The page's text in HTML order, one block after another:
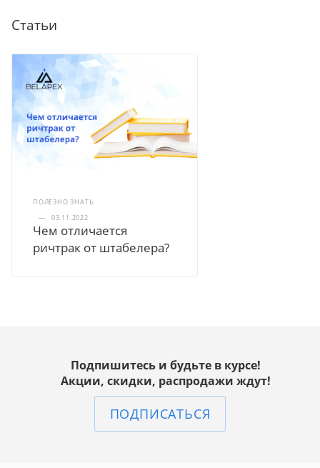
Статьи
ПОЛЕЗНО ЗНАТЬ
—
03.11.2022
Чем отличается
ричтрак от штабелера?
Подпишитесь и будьте в курсе!
Акции, скидки, распродажи ждут!
ПОДПИСАТЬСЯ